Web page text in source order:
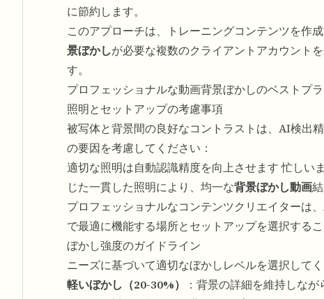
に節約します。
このアプローチは、トレーニングコンテンツを作
景ぼかしが必要な複数のクライアントアカウント
す。
プロフェッショナルな動画背景ぼかしのベストプ
照明とセットアップの考慮事項
被写体と背景間の良好なコントラストは、AI検出精
の要因を考慮してください：
適切な照明は自動認識精度を向上させます 忙しい
じた一貫した照明により、均一な背景ぼかし動画
プロフェッショナルなコンテンツクリエイターは、
で最適に機能する場所とセットアップを選択するこ
ぼかし強度のガイドライン
ニーズに基づいて適切なぼかしレベルを選択してく
軽いぼかし（20-30%）
：背景の詳細を維持しな